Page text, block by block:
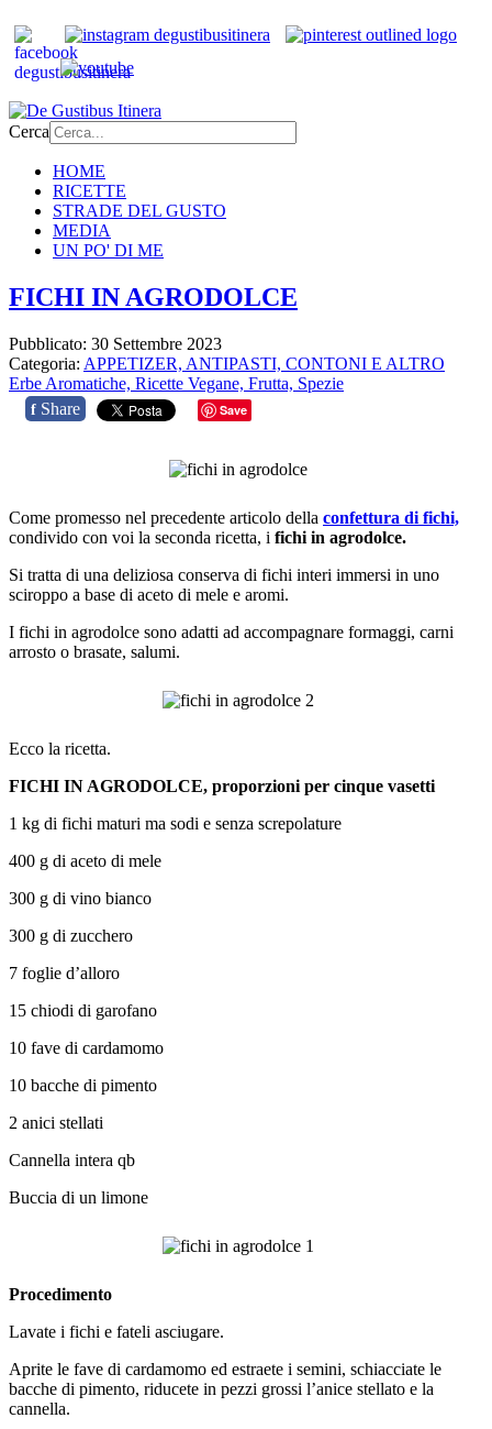
Cerca
HOME
RICETTE
STRADE DEL GUSTO
MEDIA
UN PO' DI ME
FICHI IN AGRODOLCE
Pubblicato: 30 Settembre 2023
Categoria: APPETIZER, ANTIPASTI, CONTONI E ALTRO
Erbe Aromatiche, Ricette Vegane, Frutta, Spezie
f Share Save
Come promesso nel precedente articolo della confettura di fichi,
condivido con voi la seconda ricetta, i fichi in agrodolce.
Si tratta di una deliziosa conserva di fichi interi immersi in uno
sciroppo a base di aceto di mele e aromi.
I fichi in agrodolce sono adatti ad accompagnare formaggi, carni
arrosto o brasate, salumi.
Ecco la ricetta.
FICHI IN AGRODOLCE, proporzioni per cinque vasetti
1 kg di fichi maturi ma sodi e senza screpolature
400 g di aceto di mele
300 g di vino bianco
300 g di zucchero
7 foglie d’alloro
15 chiodi di garofano
10 fave di cardamomo
10 bacche di pimento
2 anici stellati
Cannella intera qb
Buccia di un limone
Procedimento
Lavate i fichi e fateli asciugare.
Aprite le fave di cardamomo ed estraete i semini, schiacciate le
bacche di pimento, riducete in pezzi grossi l’anice stellato e la
cannella.